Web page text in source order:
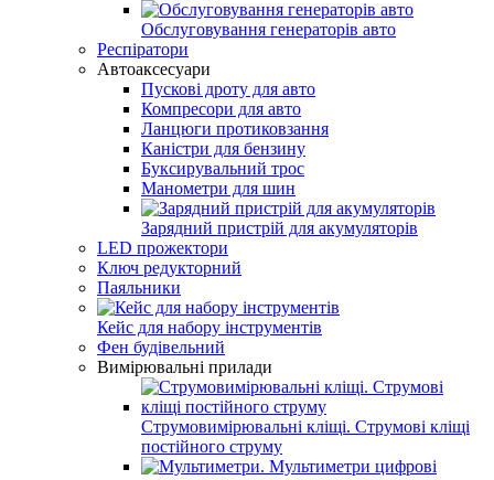
Обслуговування генераторів авто
Респіратори
Автоаксесуари
Пускові дроту для авто
Компресори для авто
Ланцюги протиковзання
Каністри для бензину
Буксирувальний трос
Манометри для шин
Зарядний пристрій для акумуляторів
LED прожектори
Ключ редукторний
Паяльники
Кейс для набору інструментів
Фен будівельний
Вимірювальні прилади
Струмовимірювальні кліщі. Струмові кліщі
постійного струму